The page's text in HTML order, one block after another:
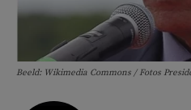
Beeld: Wikimedia Commons / Fotos